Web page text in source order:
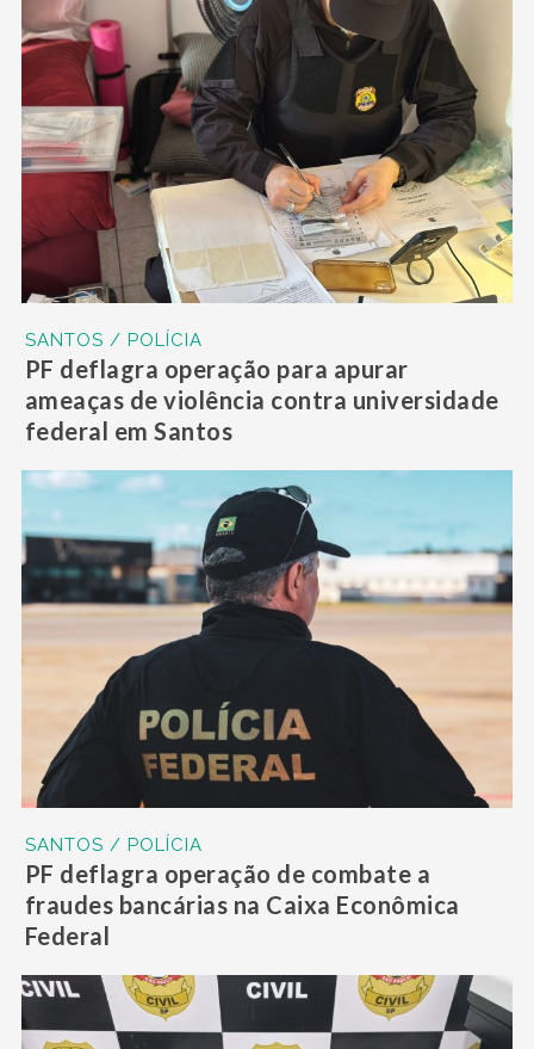
SANTOS / POLÍCIA
PF deflagra operação para apurar
ameaças de violência contra universidade
federal em Santos
SANTOS / POLÍCIA
PF deflagra operação de combate a
fraudes bancárias na Caixa Econômica
Federal